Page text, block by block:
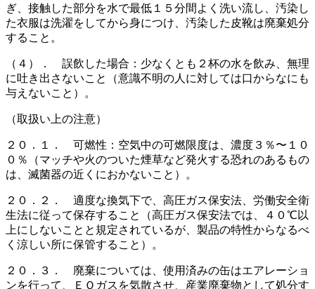
ぎ、接触した部分を水で最低１５分間よく洗い流し、汚染し
た衣服は洗濯をしてから身につけ、汚染した皮靴は廃棄処分
すること。
（４）． 誤飲した場合：少なくとも２杯の水を飲み、無理
に吐き出さないこと（意識不明の人に対しては口からなにも
与えないこと）。
（取扱い上の注意）
２０．１． 可燃性：空気中の可燃限度は、濃度３％〜１０
０％（マッチや火のついた煙草など発火する恐れのあるもの
は、滅菌器の近くにおかないこと）。
２０．２． 適度な換気下で、高圧ガス保安法、労働安全衛
生法に従って保存すること（高圧ガス保安法では、４０℃以
上にしないことと規定されているが、製品の特性からなるべ
く涼しい所に保管すること）。
２０．３． 廃棄については、使用済みの缶はエアレーショ
ンを行って、ＥＯガスを気散させ、産業廃棄物として処分す